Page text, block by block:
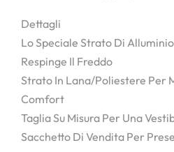
Dettagli
Lo Speciale Strato Di
Respinge Il Freddo
Strato In Lana/poliestere Per
Comfort
Taglia Su Misura Per Una
Sacchetto Di Vendita Per